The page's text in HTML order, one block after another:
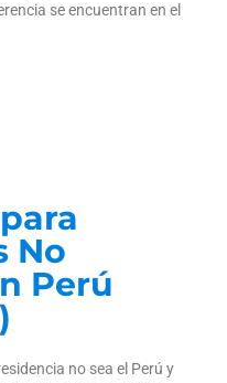
se encuentran en el
No
Perú
no sea el Perú y